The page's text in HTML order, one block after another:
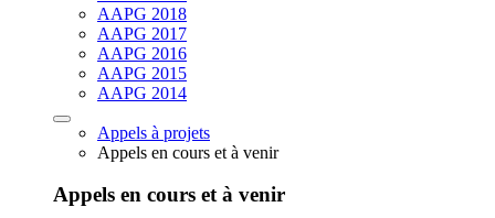
AAPG 2018
AAPG 2017
AAPG 2016
AAPG 2015
AAPG 2014
Appels à projets
Appels en cours et à venir
Appels en cours et à venir